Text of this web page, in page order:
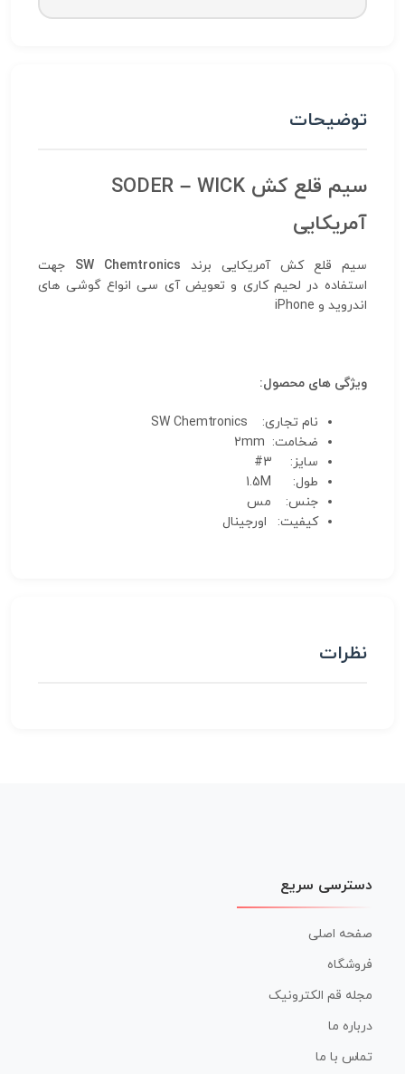
توضیحات
سیم قلع کش SODER – WICK
آمریکایی
سیم قلع کش آمریکایی برند SW Chemtronics جهت
استفاده در لحیم کاری و تعویض آی سی انواع گوشی های
اندروید و iPhone
ویژگی های محصول:
نام تجاری: SW Chemtronics
ضخامت: 2mm
سایز: 3#
طول: 1.5M
جنس: مس
کیفیت: اورجینال
نظرات
دسترسی سریع
صفحه اصلی
فروشگاه
مجله قم الکترونیک
درباره ما
تماس با ما